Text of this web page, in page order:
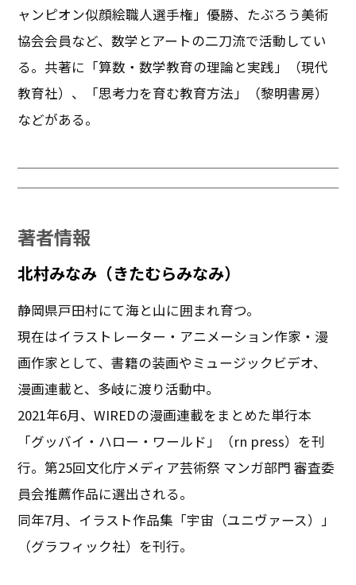
ャンピオン似顔絵職人選手権」優勝、たぶろう美術
協会会員など、数学とアートの二刀流で活動してい
る。共著に「算数・数学教育の理論と実践」（現代
教育社）、「思考力を育む教育方法」（黎明書房）
などがある。
著者情報
北村みなみ（きたむらみなみ）
静岡県戸田村にて海と山に囲まれ育つ。
現在はイラストレーター・アニメーション作家・漫
画作家として、書籍の装画やミュージックビデオ、
漫画連載と、多岐に渡り活動中。
2021年6月、WIREDの漫画連載をまとめた単行本
「グッバイ・ハロー・ワールド」（rn press）を刊
行。第25回文化庁メディア芸術祭 マンガ部門 審査委
員会推薦作品に選出される。
同年7月、イラスト作品集「宇宙（ユニヴァース）」
（グラフィック社）を刊行。